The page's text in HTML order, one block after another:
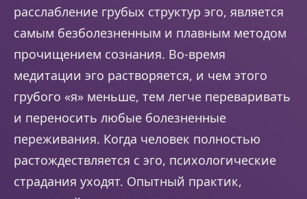
расслабление грубых структур эго, является
самым безболезненным и плавным методом
прочищением сознания. Во-время
медитации эго растворяется, и чем этого
грубого «я» меньше, тем легче переваривать
и переносить любые болезненные
переживания. Когда человек полностью
растождествляется с эго, психологические
страдания уходят. Опытный практик,